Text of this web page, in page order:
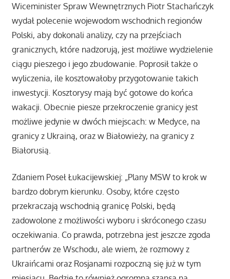
Wiceminister Spraw Wewnętrznych Piotr Stachańczyk
wydał polecenie wojewodom wschodnich regionów
Polski, aby dokonali analizy, czy na przejściach
granicznych, które nadzorują, jest możliwe wydzielenie
ciągu pieszego i jego zbudowanie. Poprosił także o
wyliczenia, ile kosztowałoby przygotowanie takich
inwestycji. Kosztorysy mają być gotowe do końca
wakacji. Obecnie piesze przekroczenie granicy jest
możliwe jedynie w dwóch miejscach: w Medyce, na
granicy z Ukrainą, oraz w Białowieży, na granicy z
Białorusią.
Zdaniem Poseł Łukacijewskiej: „Plany MSW to krok w
bardzo dobrym kierunku. Osoby, które często
przekraczają wschodnią granicę Polski, będą
zadowolone z możliwości wyboru i skróconego czasu
oczekiwania. Co prawda, potrzebna jest jeszcze zgoda
partnerów ze Wschodu, ale wiem, że rozmowy z
Ukraińcami oraz Rosjanami rozpoczną się już w tym